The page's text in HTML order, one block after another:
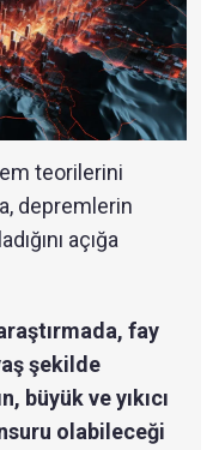
teorilerini
depremlerin
açığa
fay
şekilde
büyük ve yıkıcı
olabileceği